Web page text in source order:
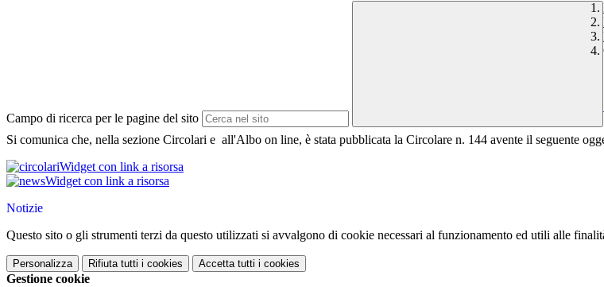
Campo di ricerca per le pagine del sito
Si comunica che, nella sezione Circolari e all'Albo on line, è stata pubblicata la Circolare n. 144 avente il seguente
Widget con link a risorsa
Widget con link a risorsa
Notizie
Questo sito o gli strumenti terzi da questo utilizzati si avvalgono di cookie necessari al funzionamento ed utili alle
Personalizza Rifiuta tutti i cookies Accetta tutti i cookies
Gestione cookie